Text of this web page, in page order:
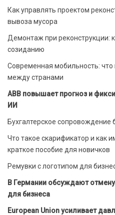
Как управлять проектом
вывоза мусора
Демонтаж при реконструкции:
созиданию
Современная мобильность:
между странами
ABB повышает прогноз и
ИИ
Бухгалтерское сопровождение
Что такое скарификатор и как
краткое пособие для новичков
Ремувки с логотипом для
В Германии обсуждают
для бизнеса
European Union усиливает